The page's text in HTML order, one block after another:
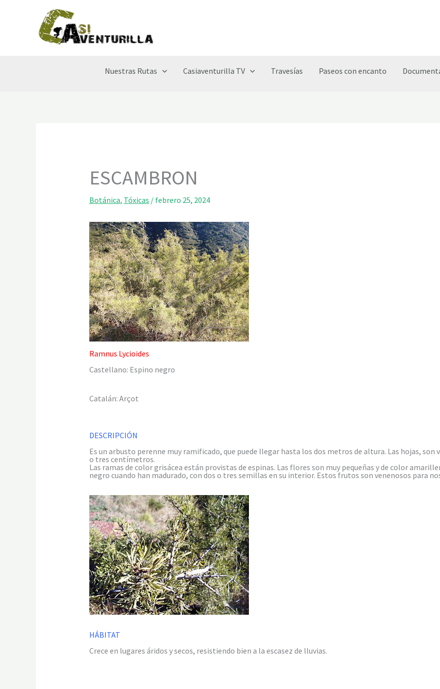
Nuestras Rutas Casiaventurilla TV Travesías Paseos con encanto
ESCAMBRON
Botánica, Tóxicas / febrero 25, 2024
Ramnus Lycioides
Castellano: Espino negro
Catalán: Arçot
DESCRIPCIÓN
Es un arbusto perenne muy ramificado, que puede llegar hasta los dos metros de altura. Las hojas, son
o tres centímetros.
Las ramas de color grisácea están provistas de espinas. Las flores son muy pequeñas y de color
negro cuando han madurado, con dos o tres semillas en su interior. Estos frutos son venenosos para
HÁBITAT
Crece en lugares áridos y secos, resistiendo bien a la escasez de lluvias.